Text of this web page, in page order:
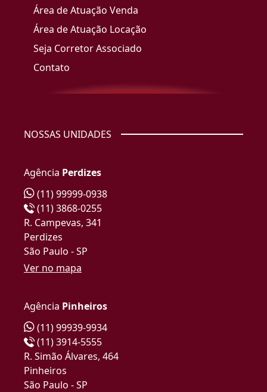
Área de Atuação Venda
Área de Atuação Locação
Seja Corretor Associado
Contato
NOSSAS UNIDADES
Agência Perdizes
(11) 99999-0938
(11) 3868-0255
R. Campevas, 341
Perdizes
São Paulo - SP
Ver no mapa
Agência Pinheiros
(11) 99939-9934
(11) 3914-5555
R. Simão Álvares, 464
Pinheiros
São Paulo - SP